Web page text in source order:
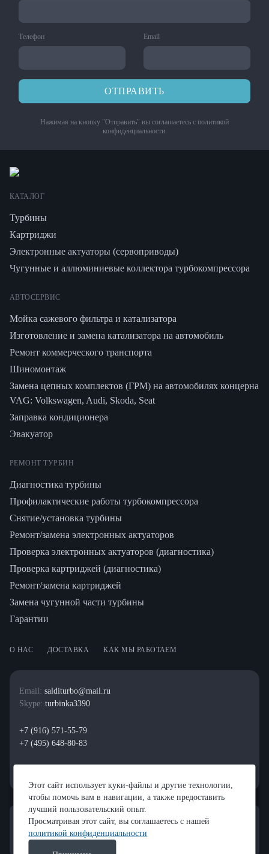
Телефон Email
ОТПРАВИТЬ
Нажимая на кнопку "Отправить" вы соглашаетесь с политикой
конфиденциальности.
КАТАЛОГ
Турбины
Картриджи
Электронные актуаторы (сервоприводы)
Чугунные и аллюминиевые коллектора турбокомпрессора
АВТОСЕРВИС
Мойка сажевого фильтра и катализатора
Изготовление и замена катализатора на автомобиль
Ремонт коммерческого транспорта
Шиномонтаж
Замена цепных комплектов (ГРМ) на автомобилях концерна
VAG: Volkswagen, Audi, Skoda, Seat
Заправка кондиционера
Эвакуатор
РЕМОНТ ТУРБИН
Диагностика турбины
Профилактические работы турбокомпрессора
Снятие/установка турбины
Ремонт/замена электронных актуаторов
Проверка электронных актуаторов (диагностика)
Проверка картриджей (диагностика)
Ремонт/замена картриджей
Замена чугунной части турбины
Гарантии
О НАС ДОСТАВКА КАК МЫ РАБОТАЕМ
Email: salditurbo@mail.ru
Skype: turbinka3390
+7 (916) 571-55-79
+7 (495) 648-80-83
Этот сайт использует куки-файлы и другие технологии,
чтобы помочь вам в навигации, а также предоставить
лучший пользовательский опыт.
Просматривая этот сайт, вы соглашаетесь с нашей
политикой конфиденциальности